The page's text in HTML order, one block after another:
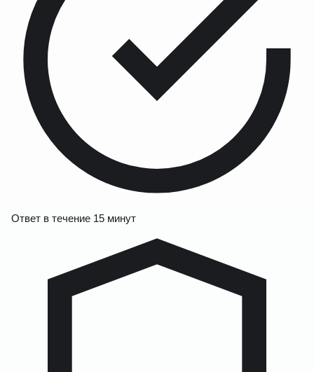
Ответ в течение 15 минут